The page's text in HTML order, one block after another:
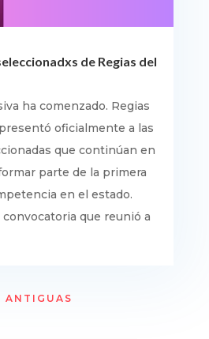
de Regias del
ha comenzado. Regias
oficialmente a las
que continúan en
parte de la primera
en el estado.
que reunió a
ANTIGUAS